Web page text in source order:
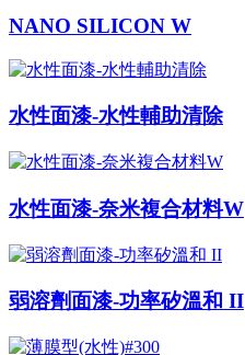
NANO SILICON W
水性面漆-水性輔助清除
水性面漆-奈米複合材料W
弱溶劑面漆-功率矽溫和 II